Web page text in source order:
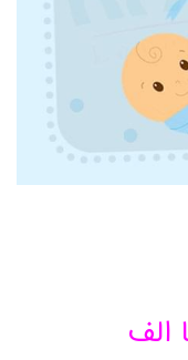
الف